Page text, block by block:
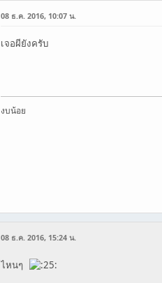
08 ธ.ค. 2016, 10:07 น.
เจอผียังครับ
งบน้อย
08 ธ.ค. 2016, 15:24 น.
ไหนๆ